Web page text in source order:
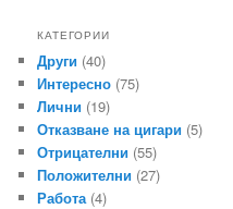
КАТЕГОРИИ
Други (40)
Интересно (75)
Лични (19)
Отказване на цигари (5)
Отрицателни (55)
Положителни (27)
Работа (4)